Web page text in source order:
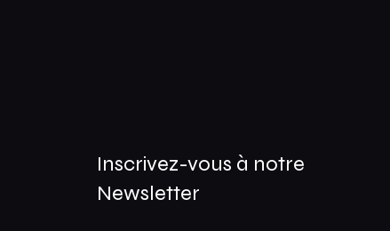
Inscrivez-vous à notre
Newsletter